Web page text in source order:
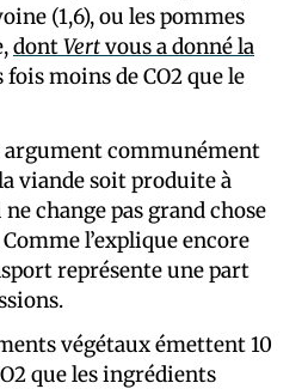
(1,6), ou les pommes
dontVertvous a donné la
moins de CO2 que le
communément
viande soit produite à
change pas grand chose
l’explique encore
représente une part
végétaux émettent 10
que les ingrédients